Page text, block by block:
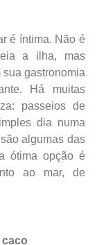
é íntima. Não é
a ilha, mas
gastronomia
Há muitas
passeios de
dia numa
algumas das
ótima opção é
ao mar, de